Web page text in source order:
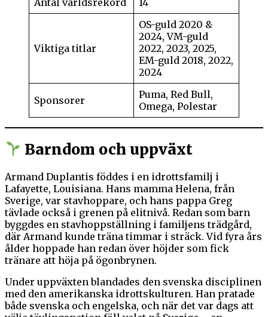
Antal världsrekord 14
Viktiga titlar
OS-guld 2020 &
2024, VM-guld
2022, 2023, 2025,
EM-guld 2018, 2022,
2024
Sponsorer
Puma, Red Bull,
Omega, Polestar
Barndom och uppväxt
Armand Duplantis föddes i en idrottsfamilj i
Lafayette, Louisiana. Hans mamma Helena, från
Sverige, var stavhoppare, och hans pappa Greg
tävlade också i grenen på elitnivå. Redan som barn
byggdes en stavhoppställning i familjens trädgård,
där Armand kunde träna timmar i sträck. Vid fyra års
ålder hoppade han redan över höjder som fick
tränare att höja på ögonbrynen.
Under uppväxten blandades den svenska disciplinen
med den amerikanska idrottskulturen. Han pratade
både svenska och engelska, och när det var dags att